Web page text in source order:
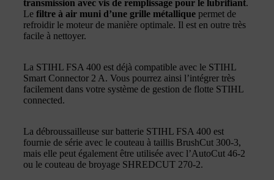
transmission avec vis de remplissage pour le lubrifiant.
Le filtre à air muni d’une grille métallique permet de
refroidir le moteur de manière optimale. Il est en outre très
facile à nettoyer.
La STIHL FSA 400 est déjà compatible avec le STIHL
Smart Connector 2 A. Vous pourrez ainsi l’intégrer très
facilement dans votre système de gestion de flotte STIHL
connected.
La débroussailleuse sur batterie STIHL FSA 400 est
fournie de série avec le couteau à taillis BrushCut 300-3,
mais elle peut également être utilisée avec l’AutoCut 46-2
ou le couteau de broyage SHREDCUT 270-2.